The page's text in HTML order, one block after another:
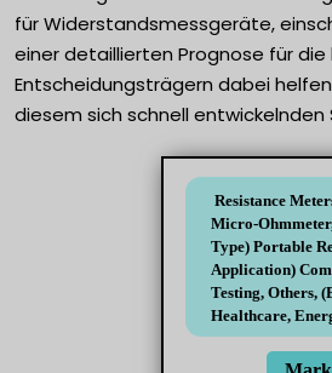
für Widerstandsmessgeräte,
einer detaillierten Prognose für
Entscheidungsträgern dabei
diesem sich schnell entwickelnden